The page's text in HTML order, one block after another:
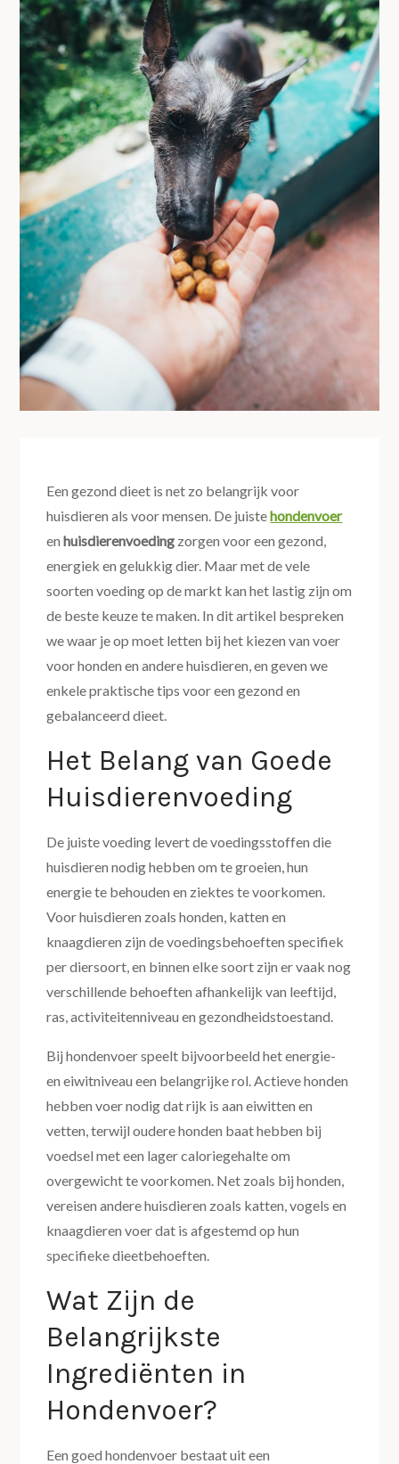
Een gezond dieet is net zo belangrijk voor
huisdieren als voor mensen. De juistehondenvoer
enhuisdierenvoeding zorgen voor een gezond,
energiek en gelukkig dier. Maar met de vele
soorten voeding op de markt kan het lastig zijn om
de beste keuze te maken. In dit artikel bespreken
we waar je op moet letten bij het kiezen van voer
voor honden en andere huisdieren, en geven we
enkele praktische tips voor een gezond en
gebalanceerd dieet.
Het Belang van Goede
Huisdierenvoeding
De juiste voeding levert de voedingsstoffen die
huisdieren nodig hebben om te groeien, hun
energie te behouden en ziektes te voorkomen.
Voor huisdieren zoals honden, katten en
knaagdieren zijn de voedingsbehoeften specifiek
per diersoort, en binnen elke soort zijn er vaak nog
verschillende behoeften afhankelijk van leeftijd,
ras, activiteitenniveau en gezondheidstoestand.
Bij hondenvoer speelt bijvoorbeeld het energie-
en eiwitniveau een belangrijke rol. Actieve honden
hebben voer nodig dat rijk is aan eiwitten en
vetten, terwijl oudere honden baat hebben bij
voedsel met een lager caloriegehalte om
overgewicht te voorkomen. Net zoals bij honden,
vereisen andere huisdieren zoals katten, vogels en
knaagdieren voer dat is afgestemd op hun
specifieke dieetbehoeften.
Wat Zijn de
Belangrijkste
Ingrediënten in
Hondenvoer?
Een goed hondenvoer bestaat uit een